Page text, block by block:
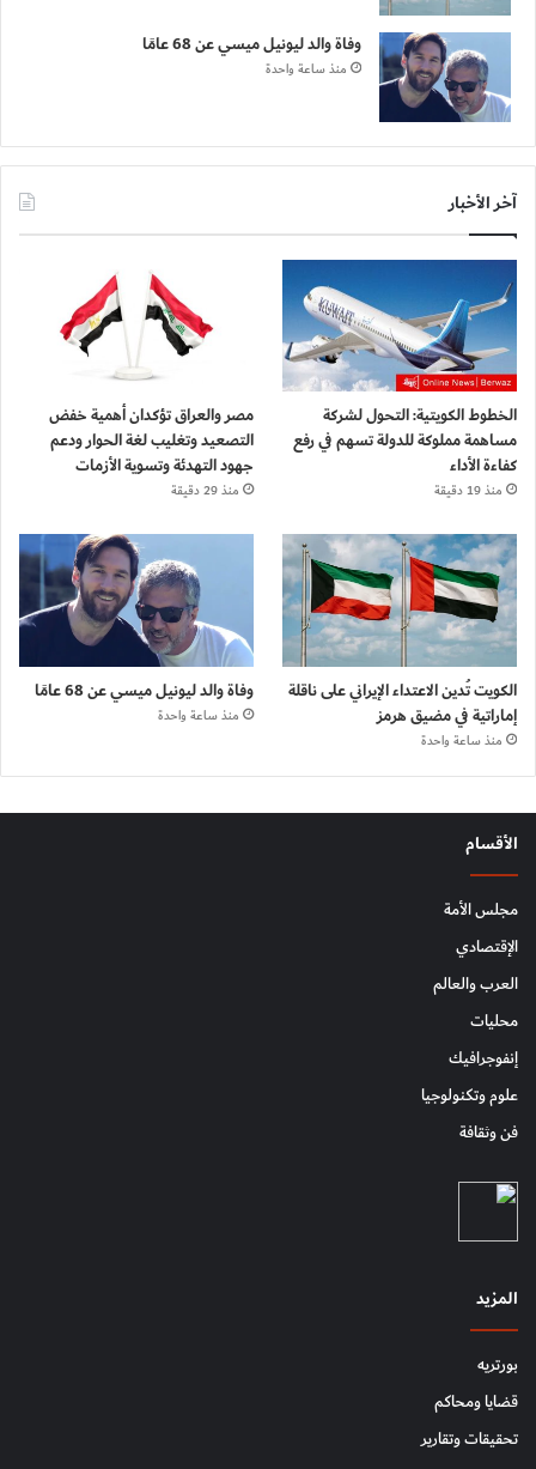
وفاة والد ليونيل ميسي عن 68 عامًا
منذ ساعة واحدة
آخر الأخبار
الخطوط الكويتية: التحول لشركة
مساهمة مملوكة للدولة تسهم في رفع
كفاءة الأداء
منذ 19 دقيقة
مصر والعراق تؤكدان أهمية خفض
التصعيد وتغليب لغة الحوار ودعم
جهود التهدئة وتسوية الأزمات
منذ 29 دقيقة
الكويت تُدين الاعتداء الإيراني على ناقلة
إماراتية في مضيق هرمز
منذ ساعة واحدة
وفاة والد ليونيل ميسي عن 68 عامًا
منذ ساعة واحدة
الأقسام
مجلس الأمة
الإقتصادي
العرب والعالم
محليات
إنفوجرافيك
علوم وتكنولوجيا
فن وثقافة
المزيد
بورتريه
قضايا ومحاكم
تحقيقات وتقارير